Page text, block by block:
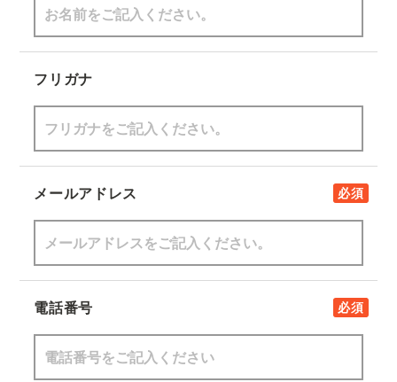
フリガナ
メールアドレス 必須
電話番号 必須